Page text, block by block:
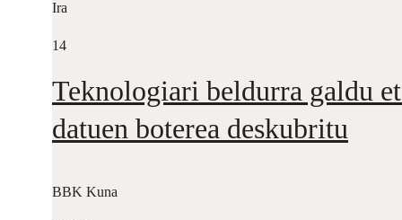
Ira
14
Teknologiari beldurra galdu
datuen boterea deskubritu
BBK Kuna